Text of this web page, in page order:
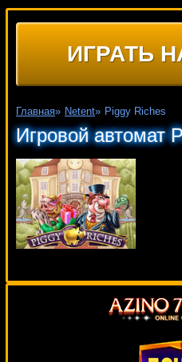
ИГРАТЬ
Главная» Netent» Piggy Riches
Игровой автомат